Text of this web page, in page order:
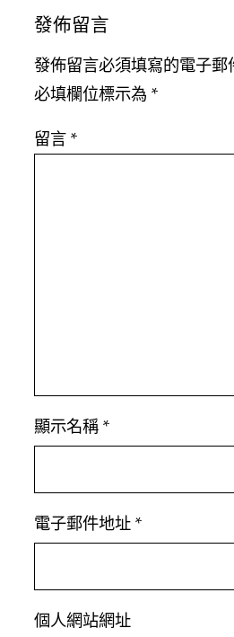
發佈留言
發佈留言必須填寫的電子郵
必填欄位標示為 *
留言 *
顯示名稱 *
電子郵件地址 *
個人網站網址